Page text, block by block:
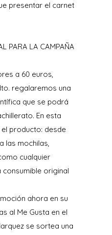
presentar el carnet
PARA LA CAMPAÑA
a 60 euros,
regalaremos una
que se podrá
En esta
producto: desde
las mochilas,
cualquier
original
ahora en su
al Me Gusta en el
se sortea una